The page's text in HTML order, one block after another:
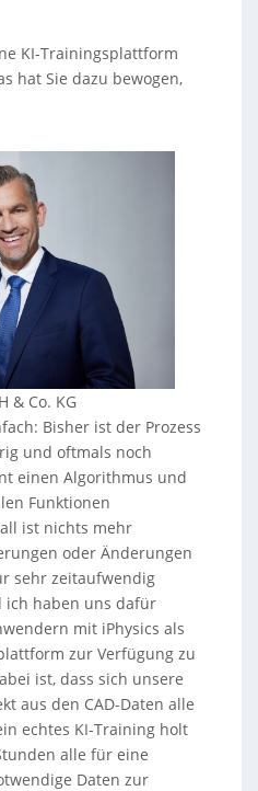
KI-Trainingsplattform
hat Sie dazu bewogen,
& Co. KG
Bisher ist der Prozess
und oftmals noch
einen Algorithmus und
Funktionen
ist nichts mehr
oder Änderungen
sehr zeitaufwendig
ich haben uns dafür
mit iPhysics als
zur Verfügung zu
ist, dass sich unsere
aus den CAD-Daten alle
echtes KI-Training holt
alle für eine
Daten zur